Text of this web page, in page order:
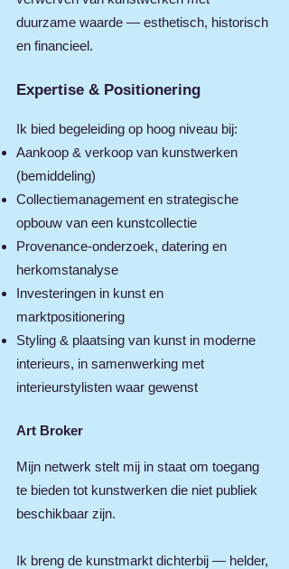
duurzame waarde — esthetisch, historisch
en financieel.
Expertise & Positionering
Ik bied begeleiding op hoog niveau bij:
Aankoop & verkoop van kunstwerken
(bemiddeling)
Collectiemanagement en strategische
opbouw van een kunstcollectie
Provenance‑onderzoek, datering en
herkomstanalyse
Investeringen in kunst en
marktpositionering
Styling & plaatsing van kunst in moderne
interieurs, in samenwerking met
interieurstylisten waar gewenst
Art Broker
Mijn netwerk stelt mij in staat om toegang
te bieden tot kunstwerken die niet publiek
beschikbaar zijn.
Ik breng de kunstmarkt dichterbij — helder,